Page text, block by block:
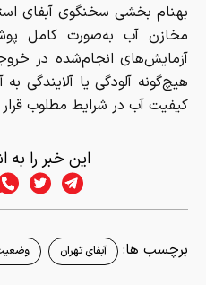
بهنام بخشی سخنگوی آبفای
مخازن آب به‌صورت کامل
آزمایش‌های انجام‌شده در
هیچ‌گونه آلودگی یا
کیفیت آب در شرایط مطلوب قرار
این خبر را به
برچسب ها: آبفای تهران